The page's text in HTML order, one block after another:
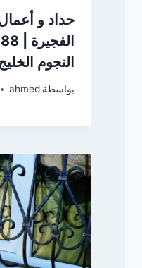
حداد و
النجوم
بواسطة ahmed